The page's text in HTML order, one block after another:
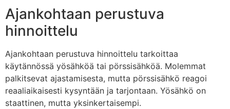
Ajankohtaan perustuva
hinnoittelu
Ajankohtaan perustuva hinnoittelu tarkoittaa
käytännössä yösähköä tai pörssisähköä. Molemmat
palkitsevat ajastamisesta, mutta pörssisähkö reagoi
reaaliaikaisesti kysyntään ja tarjontaan. Yösähkö on
staattinen, mutta yksinkertaisempi.